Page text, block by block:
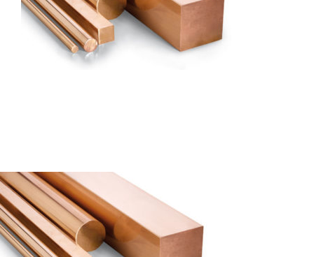
Autres produits
Français
Nederlands